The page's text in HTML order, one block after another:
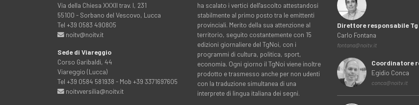
Via della Chiesa XXXII trav. I, 231
55100 - Sorbano del Vescovo, Lucca
Tel +39 0583 490805
noitv@noitv.it
Sede di Viareggio
Corso Garibaldi, 44
Viareggio (Lucca)
Tel +39 0584 581938 - Mob +39 3371697605
noitvversilia@noitv.it
ha scalato i vertici dell'ascolto attestandosi
stabilmente al primo posto tra le emittenti
provinciali. Merito della sua attenzione al
territorio, seguito costantemente con 15
edizioni giornaliere del TgNoi, con i
programmi di cultura, politica, sport,
economia. Ogni giorno il TgNoi viene inoltre
prodotto e trasmesso anche per non udenti
con la traduzione simultanea di una
interprete di lingua italiana dei segni.
Direttore responsabile
Carlo Fontana
fontana@noitv.it
Coordinatore
Egidio Conca
conca@noitv.it